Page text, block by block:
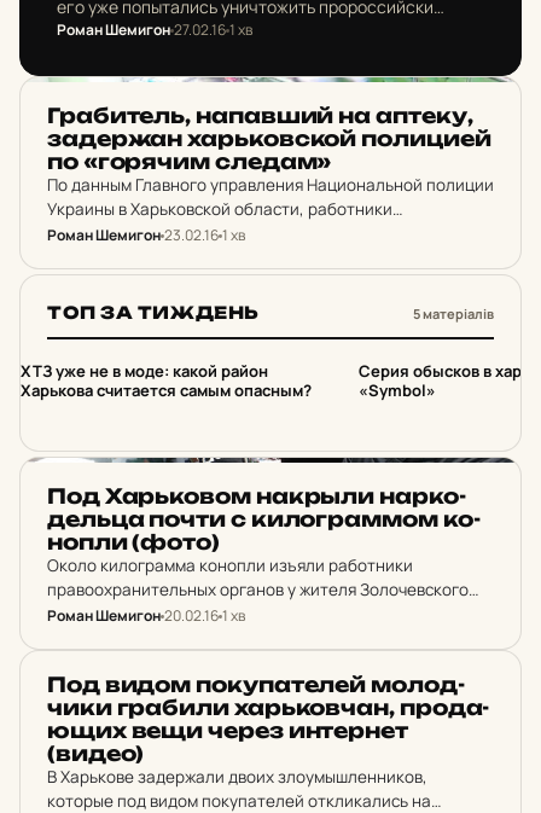
его уже попытались уничтожить пророссийски
настроенные гости из «солнечного города Донецк».
Национальной…
Роман Шемигон27.02.161 хв
НОВИНИ ХАРКОВА
Гра­би­тель, на­пав­ший на аптеку,
за­дер­жан харь­ков­ской по­ли­ци­ей
по «го­ря­чим следам»
По данным Главного управления Национальной полиции
Украины в Харьковской области, работники
правоохранительных органов за считанные часы
нападение на одну из харьковских аптек. Вчера, 22
февраля,…
Роман Шемигон23.02.161 хв
ТОП ЗА ТИЖДЕНЬ 5 матеріалів
1
ХТЗ уже не в моде: какой район
Харькова считается самым опасным?
2
Серия обысков в
«Symbol»
Под Харь­ко­вом нак­рыли нар­ко­
дель­ца почти с ки­лог­рам­мом ко­
ноп­ли (фото)
Около килограмма конопли изъяли работники
правоохранительных органов у жителя Золочевского
района. О чем информирует пресс-служба Главного
Золочевского отдела полиции получили оперативную…
Роман Шемигон20.02.161 хв
НОВИНИ ХАРКОВА
Под видом по­ку­па­те­лей мо­лод­
чи­ки гра­би­ли харь­ков­чан, про­да­
ю­щих вещи через ин­тер­нет
(видео)
В Харькове задержали двоих злоумышленников,
которые под видом покупателей откликались на